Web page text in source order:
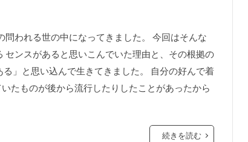
われる世の中になってきました。 今回はそんな
ンスがあると思いこんでいた理由と、その根拠の
」と思い込んで生きてきました。 自分の好んで着
たものが後から流行したりしたことがあったから
続きを読む